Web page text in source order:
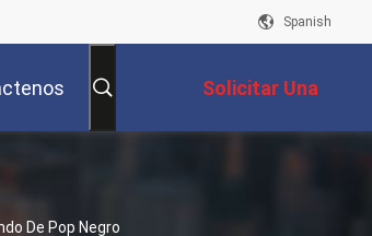
Spanish
Solicitar Una
Cotización
De Pop Negro